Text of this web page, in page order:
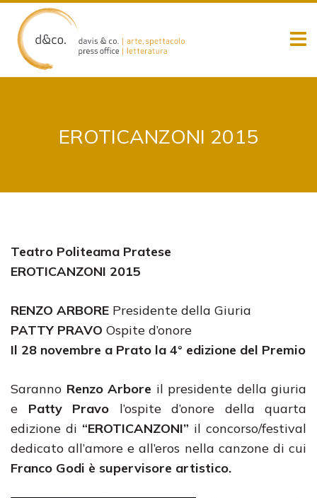
content
EROTICANZONI 2015
Teatro Politeama Pratese
EROTICANZONI 2015
RENZO ARBORE Presidente della Giuria
PATTY PRAVO Ospite d’onore
Il 28 novembre a Prato la 4° edizione del Premio
Saranno Renzo Arbore il presidente della giuria
e Patty Pravo l’ospite d’onore della quarta
edizione di “EROTICANZONI” il concorso/festival
dedicato all’amore e all’eros nella canzone di cui
Franco Godi è supervisore artistico.